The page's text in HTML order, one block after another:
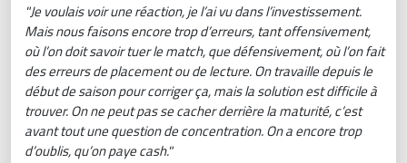
"Je voulais voir une réaction, je l’ai vu dans l’investissement.
Mais nous faisons encore trop d’erreurs, tant offensivement,
où l’on doit savoir tuer le match, que défensivement, où l’on fait
des erreurs de placement ou de lecture. On travaille depuis le
début de saison pour corriger ça, mais la solution est difficile à
trouver. On ne peut pas se cacher derrière la maturité, c’est
avant tout une question de concentration. On a encore trop
d’oublis, qu’on paye cash."